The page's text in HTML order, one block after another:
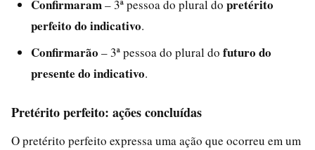
Confirmaram– 3ª pessoa do plural do pretérito
perfeito do indicativo.
Confirmarão – 3ª pessoa do plural do futuro do
presente do indicativo.
Pretérito perfeito: ações concluídas
O pretérito perfeito expressa uma ação que ocorreu em um